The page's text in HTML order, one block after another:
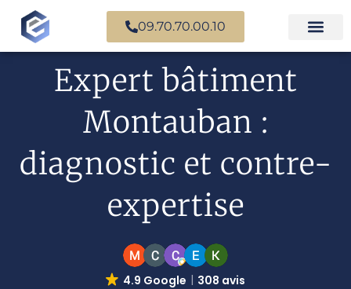
09.70.70.00.10
Expert bâtiment
Montauban :
diagnostic et contre-
expertise
4.9 Google 308 avis